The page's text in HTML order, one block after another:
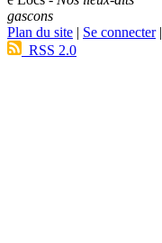
gascons
Plan du site | Se connecter|
RSS 2.0